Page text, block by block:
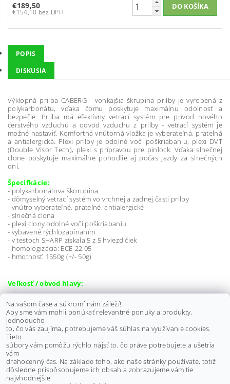
€189,50
€154,10 bez DPH
POPIS
DISKUSIA
Výklopná prilba CABERG - vonkajšia škrupina prilby je vyrobená z
polykarbonátu, vďaka čomu poskytuje maximálnu odolnosť a
bezpečie. Prilba má efektívny vetrací systém pre prívod nového
čerstvého vzduchu a odvod vzduchu z prilby - vetrací systém je
možné nastaviť. Komfortná vnútorná vložka je vyberateľná, prateľná
a antialergická. Plexi prilby je odolné voči poškriabaniu, plexi DVT
(Double Visor Tech), plexi s prípravou pre pinlock. Vďaka slnečnej
clone poskytuje maximálne pohodlie aj počas jazdy za slnečných
dní.
Špecifkácie:
- polykarbonátova škorupina
- dômyselný vetrací systém vo vrchnej a zadnej časti prilby
- vnútro vyberateľné, prateľné, antialergické
- slnečná clona
- plexi clony odolné voči poškriabaniu
- vybavené rýchlozapínaním
- v testoch SHARP získala 5 z 5 hviezdičiek
- homologizácia: ECE-22.05
- hmotnosť: 1550g (+/- 50g)
Veľkosť / obvod hlavy:
XS: 53-54 cm
S: 55-56 cm
M: 57-58 cm
L: 59-60 cm
XL: 61-62 cm
Výrobca:
Buďte prvý, kto napíše príspevok k tejto položke.
Na vašom čase a súkromí nám záleží!
Aby sme vám mohli ponúkať relevantné ponuky a produkty,
jednoducho
to, čo vás zaujíma, potrebujeme váš súhlas na využívanie cookies.
Tieto
súbory vám pomôžu rýchlo nájsť to, čo práve potrebujete a ušetria
vám
drahocenný čas. Na základe toho, ako naše stránky používate, totiž
dôsledne prispôsobujeme ich obsah a zobrazujeme vám tie
najvhodnejšie